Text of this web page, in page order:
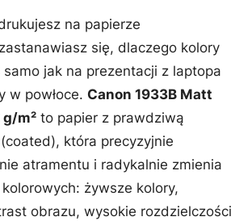
na papierze
się, dlaczego kolory
jak na prezentacji z laptopa
powłoce. Canon 1933B Matt
m² to papier z prawdziwą
która precyzyjnie
atramentu i radykalnie zmienia
żywsze kolory,
obrazu, wysokie rozdzielczości